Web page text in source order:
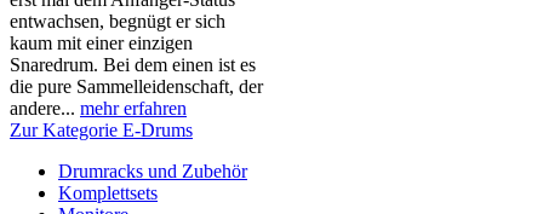
entwachsen, begnügt er sich
kaum mit einer einzigen
Snaredrum. Bei dem einen ist es
die pure Sammelleidenschaft, der
andere... mehr erfahren
Zur Kategorie E-Drums
Drumracks und Zubehör
Komplettsets